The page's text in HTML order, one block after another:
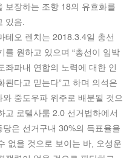
보장하는 조항 18의 유효화를
있음.
테오 렌치는 2018.3.4일 총선
를 원하고 있으며 “총선이 임박
좌파내 연합의 노력에 대한 인
된다고 믿는다”고 하며 의석은
와 중도우파 위주로 배분될 것으
고 로텔사룸 2.0 선거법하에서
당은 선거구내 30%의 득표율을
없을 것으로 보이는 바, 오성운